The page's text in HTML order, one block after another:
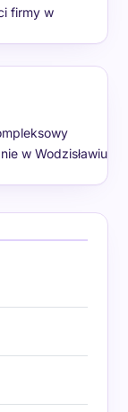
firmy w
w Wodzisławiu